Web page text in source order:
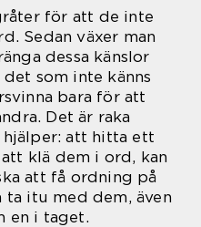
för att de inte
Sedan växer man
dessa känslor
som inte känns
bara för att
Det är raka
att hitta ett
klä dem i ord, kan
att få ordning på
ta itu med dem, även
en i taget.